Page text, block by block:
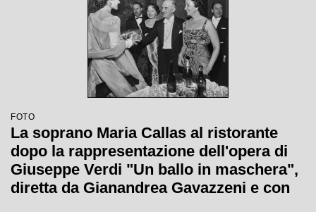
FOTO
La soprano Maria Callas al ristorante
dopo la rappresentazione dell'opera di
Giuseppe Verdi "Un ballo in maschera",
diretta da Gianandrea Gavazzeni e con